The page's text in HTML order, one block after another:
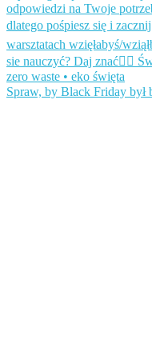
Spraw, by Black Friday